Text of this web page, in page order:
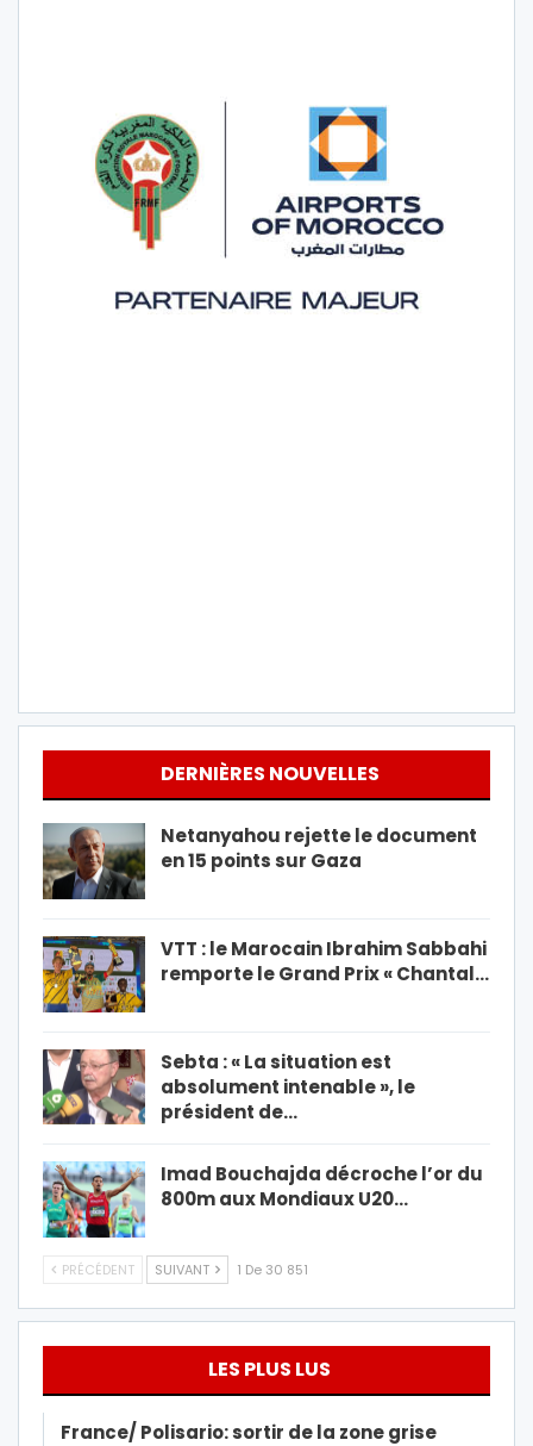
DERNIÈRES NOUVELLES
Netanyahou rejette le document
en 15 points sur Gaza
VTT : le Marocain Ibrahim Sabbahi
remporte le Grand Prix « Chantal…
Sebta : « La situation est
absolument intenable », le
président de…
Imad Bouchajda décroche l’or du
800m aux Mondiaux U20…
PRÉCÉDENT SUIVANT 1 De 30 851
LES PLUS LUS
France/ Polisario: sortir de la zone grise